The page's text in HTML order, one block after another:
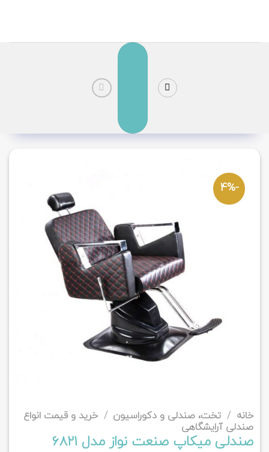
-4%
خانه / تخت، صندلی و دکوراسیون / خرید و قیمت انواع
صندلی آرایشگاهی
صندلی میکاپ صنعت نواز مدل 6821